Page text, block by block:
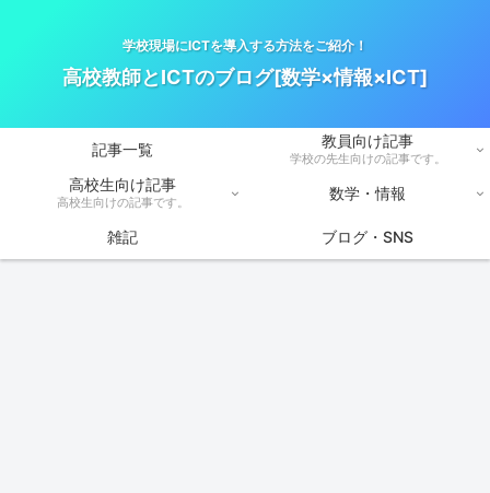
学校現場にICTを導入する方法をご紹介！
高校教師とICTのブログ[数学×情報×ICT]
記事一覧 教員向け記事
学校の先生向けの記事です。
高校生向け記事
高校生向けの記事です。 数学・情報
雑記 ブログ・SNS